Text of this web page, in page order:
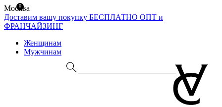
Москва
Доставим вашу покупку БЕСПЛАТНО ОПТ и
ФРАНЧАЙЗИНГ
Женщинам
Мужчинам
0